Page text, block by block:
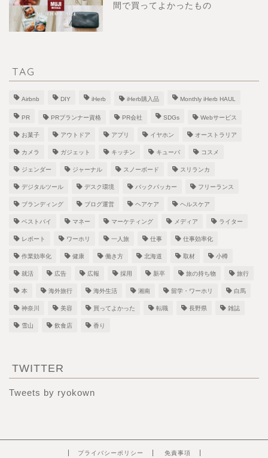
間で買ってよかったもの
TAG
Airbnb DIY iHerb iHerb購入品 Monthly iHerb HAUL
PR PRプランナー資格 PR会社 SDGs Webサービス
お菓子 アウトドア アプリ イヤホン オーストラリア
カメラ ガジェット キッチン キューバ コスメ
ジェンダー ジャーナル スノーボード スリランカ
デジタルツール デスク環境 バックパッカー フリーランス
ブランディング ブログ運営 ヘアケア ヘルスケア
ベストバイ マネー マーケティング メディア ライター
レポート ワーホリ 一人旅 仕事 仕事効率化
作業効率化 健康 働き方 北海道 取材 小樽
就活 広告 広報 採用 新卒 旅の持ち物 旅行
本 海外旅行 海外生活 湘南 留学・ワーホリ 白馬
神奈川 美容 買ってよかった 転職 長野県 雑誌
雪山 飲食店 香り
TWITTER
Tweets by ryokown
プライバシーポリシー 免責事項